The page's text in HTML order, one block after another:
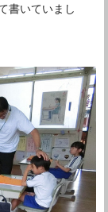
書いていまし